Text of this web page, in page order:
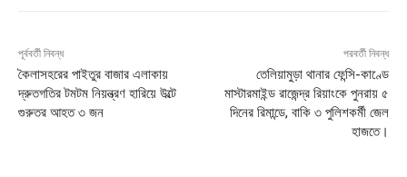
পূর্ববর্তী নিবন্ধ
কৈলাসহরের পাইতুর বাজার এলাকায়
দ্রুতগতির টমটম নিয়ন্ত্রণ হারিয়ে উল্টে
গুরুতর আহত ৩ জন
পরবর্তী নিবন্ধ
তেলিয়ামুড়া থানার ফেন্সি-কাণ্ডে
মাস্টারমাইন্ড রাজেন্দ্র রিয়াংকে পুনরায় ৫
দিনের রিমান্ডে, বাকি ৩ পুলিশকর্মী জেল
হাজতে।